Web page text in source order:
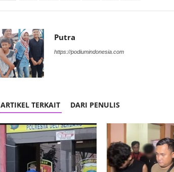
Putra
https://podiumindonesia.com
ARTIKEL TERKAIT DARI PENULIS